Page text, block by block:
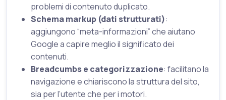
problemi di contenuto duplicato.
Schema markup (dati strutturati):
aggiungono “meta-informazioni” che aiutano
Google a capire meglio il significato dei
contenuti.
Breadcumbs e categorizzazione: facilitano la
navigazione e chiariscono la struttura del sito,
sia per l’utente che per i motori.